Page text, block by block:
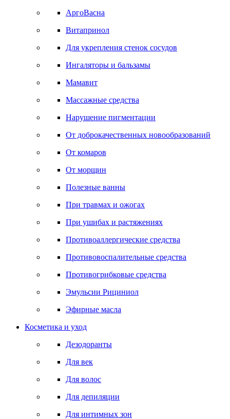
АргоВасна
Витапринол
Для укрепления стенок сосудов
Ингаляторы и бальзамы
Мамавит
Массажные средства
Нарушение пигментации
От доброкачественных новообразований
От комаров
От морщин
Полезные ванны
При травмах и ожогах
При ушибах и растяжениях
Противоаллергические средства
Противовоспалительные средства
Противогрибковые средства
Эмульсии Рициниол
Эфирные масла
Косметика и уход
Дезодоранты
Для век
Для волос
Для депиляции
Для интимных зон